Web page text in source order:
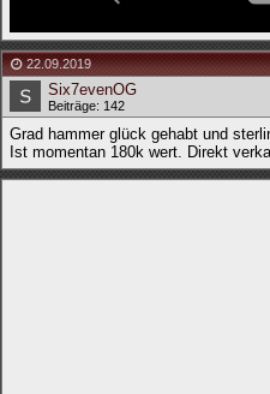
22.09.2019
Six7evenOG
Beiträge: 142
Grad hammer glück gehabt und
Ist momentan 180k wert. Direkt